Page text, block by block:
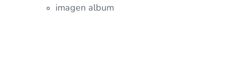
imagen album